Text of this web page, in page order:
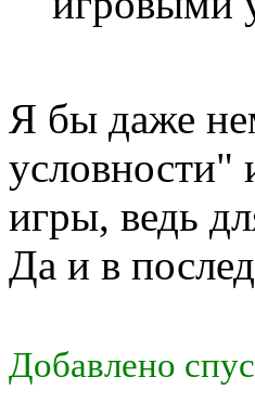
Я бы даже
условности"
игры, ведь
Да и в
Добавлено